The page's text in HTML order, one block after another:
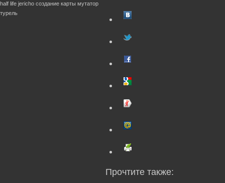
half life jericho создание карты мутатор
турель
Прочтите также: